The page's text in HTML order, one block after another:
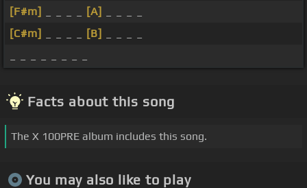
[F#m]
[A]
[C#m]
[B]
Facts about this song
The X 100PRE album includes this song.
You may also like to play